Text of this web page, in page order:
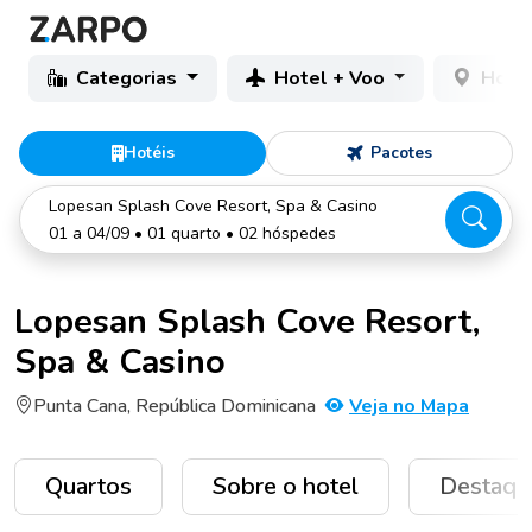
Categorias Hotel + Voo
Hotéis Pacotes
Lopesan Splash Cove Resort, Spa & Casino
01 a 04/09 • 01 quarto • 02 hóspedes
Lopesan Splash Cove Resort,
Spa & Casino
Punta Cana, República Dominicana Veja no Mapa
Quartos Sobre o hotel